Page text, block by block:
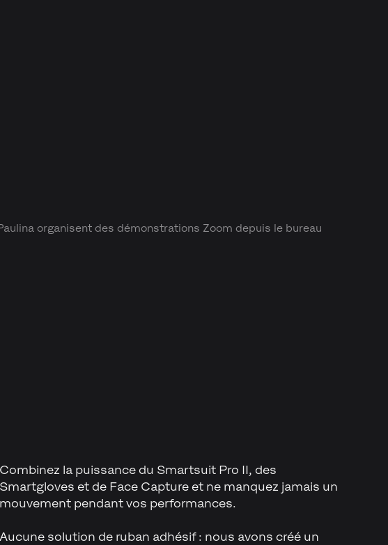
organisent des démonstrations Zoom depuis le bureau
Combinez la puissance du Smartsuit Pro II, des
Smartgloves et de Face Capture et ne manquez jamais un
mouvement pendant vos performances.
Aucune solution de ruban adhésif : nous avons créé un